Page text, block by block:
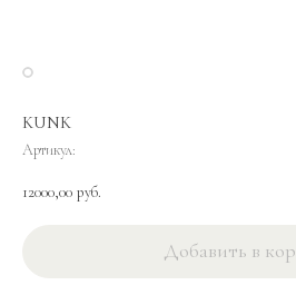
KUNK
Артикул:
12000,00 руб.
Добавить в